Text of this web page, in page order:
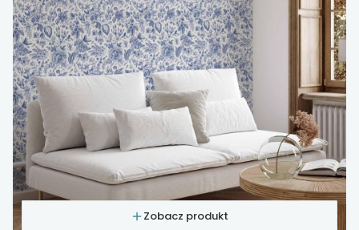
Zobacz produkt